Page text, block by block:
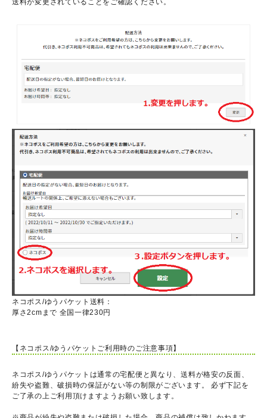
送料が変更されていることをご確認ください。
ネコポス/ゆうパケット送料：
厚さ2cmまで 全国一律230円
【ネコポス/ゆうパケットご利用時のご注意事項】
ネコポス/ゆうパケットは通常の宅配便と異なり、送料が格安の反面、
紛失や盗難、破損時の保証がない等の制限がございます。 必ず下記を
ご了承の上ご利用頂けますようお願い致します。